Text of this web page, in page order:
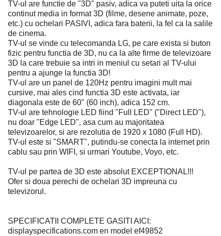
TV-ul are functie de "3D" pasiv, adica va puteti uita la orice
continut media in format 3D (filme, desene animate, poze,
etc.) cu ochelari PASIVI, adica fara baterii, la fel ca la salile
de cinema.
TV-ul se vinde cu telecomanda LG, pe care exista si buton
fizic pentru functia de 3D, nu ca la alte firme de televizoare
3D la care trebuie sa intri in meniul cu setari al TV-ului
pentru a ajunge la functia 3D!
TV-ul are un panel de 120Hz pentru imagini mult mai
cursive, mai ales cind functia 3D este activata, iar
diagonala este de 60" (60 inch), adica 152 cm.
TV-ul are tehnologie LED fiind "Full LED" ("Direct LED"),
nu doar "Edge LED", asa cum au majoritatea
televizoarelor, si are rezolutia de 1920 x 1080 (Full HD).
TV-ul este si "SMART", putindu-se conecta la internet prin
cablu sau prin WIFI, si urmari Youtube, Voyo, etc.
TV-ul pe partea de 3D este absolut EXCEPTIONAL!!!
Ofer si doua perechi de ochelari 3D impreuna cu
televizorul.
SPECIFICATII COMPLETE GASITI AICI:
displayspecifications.com en model ef49852